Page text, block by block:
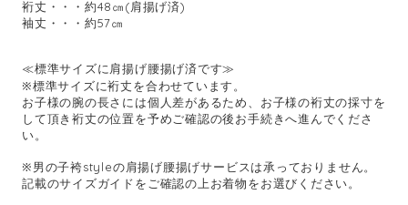
裄丈・・・約48㎝(肩揚げ済)
袖丈・・・約57㎝
≪標準サイズに肩揚げ腰揚げ済です≫
※標準サイズに裄丈を合わせています。
お子様の腕の長さには個人差があるため、お子様の裄丈の採寸を
して頂き裄丈の位置を予めご確認の後お手続きへ進んでくださ
い。
※男の子袴styleの肩揚げ腰揚げサービスは承っておりません。
記載のサイズガイドをご確認の上お着物をお選びください。